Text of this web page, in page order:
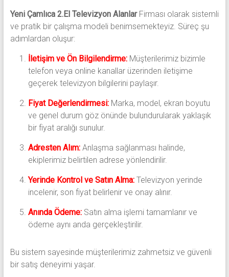
Yeni Çamlıca 2.El Televizyon AlanlarFirması olarak sistemli
ve pratik bir çalışma modeli benimsemekteyiz. Süreç şu
adımlardan oluşur:
İletişim ve Ön Bilgilendirme:Müşterilerimiz bizimle
telefon veya online kanallar üzerinden iletişime
geçerek televizyon bilgilerini paylaşır.
Fiyat Değerlendirmesi:Marka, model, ekran boyutu
ve genel durum göz önünde bulundurularak yaklaşık
bir fiyat aralığı sunulur.
Adresten Alım:Anlaşma sağlanması halinde,
ekiplerimiz belirtilen adrese yönlendirilir.
Yerinde Kontrol ve Satın Alma:Televizyon yerinde
incelenir, son fiyat belirlenir ve onay alınır.
Anında Ödeme:Satın alma işlemi tamamlanır ve
ödeme aynı anda gerçekleştirilir.
Bu sistem sayesinde müşterilerimiz zahmetsiz ve güvenli
bir satış deneyimi yaşar.